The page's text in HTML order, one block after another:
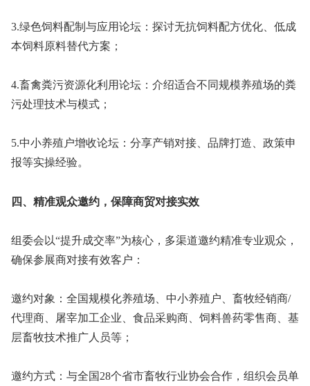
3.绿色饲料配制与应用论坛：探讨无抗饲料配方优化、低成
本饲料原料替代方案；
4.畜禽粪污资源化利用论坛：介绍适合不同规模养殖场的粪
污处理技术与模式；
5.中小养殖户增收论坛：分享产销对接、品牌打造、政策申
报等实操经验。
四、精准观众邀约，保障商贸对接实效
组委会以“提升成交率”为核心，多渠道邀约精准专业观众，
确保参展商对接有效客户：
邀约对象：全国规模化养殖场、中小养殖户、畜牧经销商/
代理商、屠宰加工企业、食品采购商、饲料兽药零售商、基
层畜牧技术推广人员等；
邀约方式：与全国28个省市畜牧行业协会合作，组织会员单